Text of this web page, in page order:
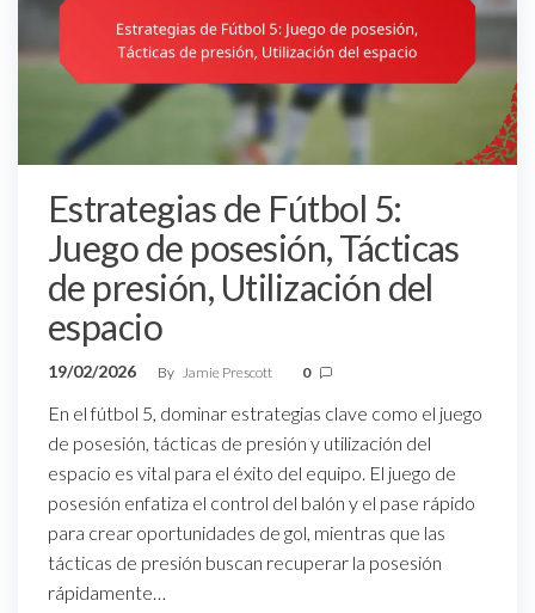
Estrategias de Fútbol 5:
Juego de posesión, Tácticas
de presión, Utilización del
espacio
19/02/2026 By Jamie Prescott 0
En el fútbol 5, dominar estrategias clave como el juego
de posesión, tácticas de presión y utilización del
espacio es vital para el éxito del equipo. El juego de
posesión enfatiza el control del balón y el pase rápido
para crear oportunidades de gol, mientras que las
tácticas de presión buscan recuperar la posesión
rápidamente…